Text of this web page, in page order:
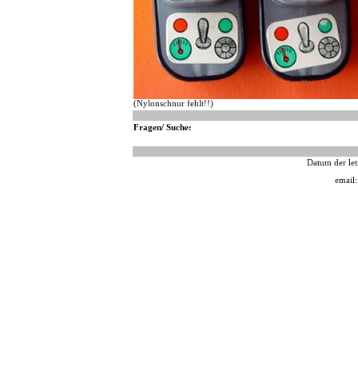
(Nylonschnur fehlt!!)
Fragen/ Suche:
Datum der